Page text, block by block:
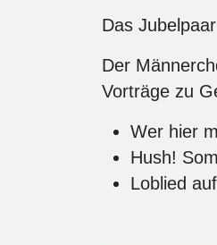
Das
Der
Vorträge zu
Wer hier
Hush!
Loblied